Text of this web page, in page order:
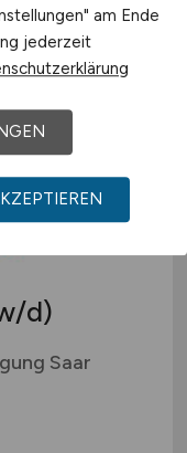
d)
Saar
am Ende
jederzeit